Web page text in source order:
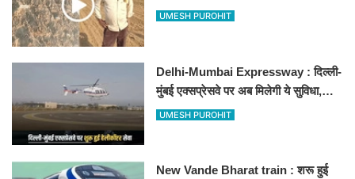
500-500 रुपए के नोट, वीडियो वायरल
UMESH PUROHIT
Delhi-Mumbai Expressway : दिल्ली-
मुंबई एक्सप्रेसवे पर अब मिलेगी ये सुविधा,
हेलीकॉप्टर सर्विस से तुरंत घायल पहुंचेगा
UMESH PUROHIT
New Vande Bharat train : शरू हुई